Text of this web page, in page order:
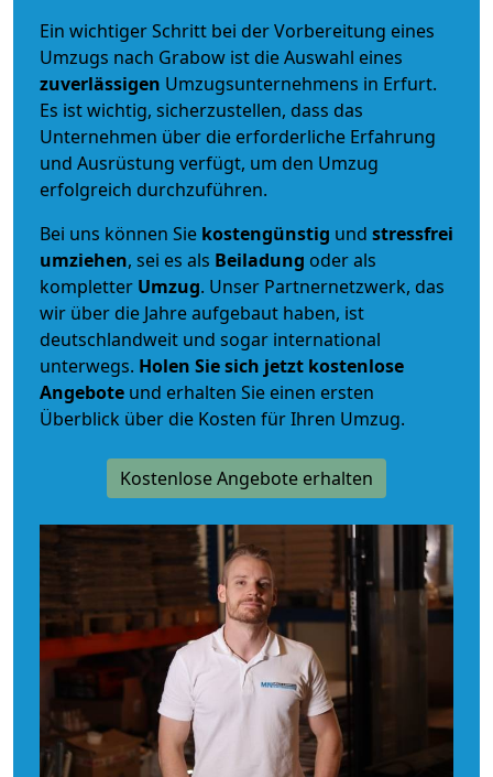
Ein wichtiger Schritt bei der Vorbereitung eines
Umzugs nach Grabow ist die Auswahl eines
zuverlässigen Umzugsunternehmens in Erfurt.
Es ist wichtig, sicherzustellen, dass das
Unternehmen über die erforderliche Erfahrung
und Ausrüstung verfügt, um den Umzug
erfolgreich durchzuführen.
Bei uns können Sie kostengünstig und stressfrei
umziehen, sei es als Beiladung oder als
kompletter Umzug. Unser Partnernetzwerk, das
wir über die Jahre aufgebaut haben, ist
deutschlandweit und sogar international
unterwegs. Holen Sie sich jetzt kostenlose
Angebote und erhalten Sie einen ersten
Überblick über die Kosten für Ihren Umzug.
Kostenlose Angebote erhalten